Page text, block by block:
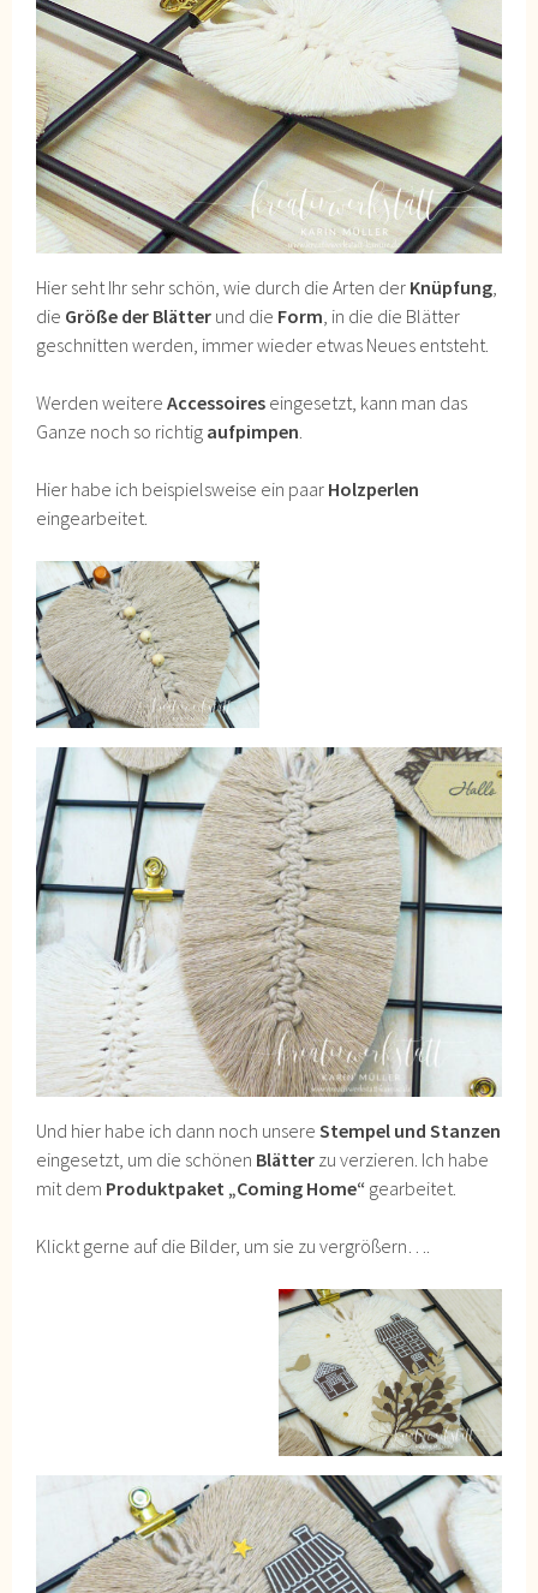
Hier seht Ihr sehr schön, wie durch die Arten der Knüpfung,
die Größe der Blätter und die Form, in die die Blätter
geschnitten werden, immer wieder etwas Neues entsteht.
Werden weitereAccessoires eingesetzt, kann man das
Ganze noch so richtig aufpimpen.
Hier habe ich beispielsweise ein paar Holzperlen
eingearbeitet.
Und hier habe ich dann noch unsereStempel und Stanzen
eingesetzt, um die schönen Blätter zu verzieren. Ich habe
mit dem Produktpaket „Coming Home“ gearbeitet.
Klickt gerne auf die Bilder, um sie zu vergrößern….